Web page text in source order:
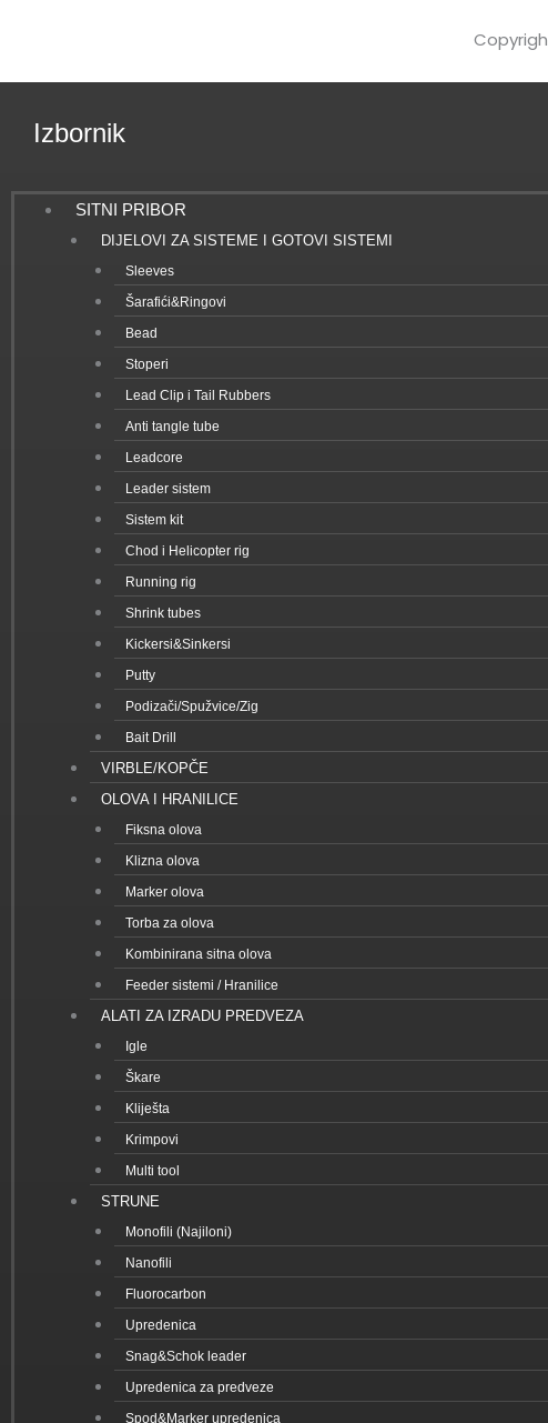
Izbornik
SITNI PRIBOR
DIJELOVI ZA SISTEME I GOTOVI SISTEMI
Sleeves
Šarafići&Ringovi
Bead
Stoperi
Lead Clip i Tail Rubbers
Anti tangle tube
Leadcore
Leader sistem
Sistem kit
Chod i Helicopter rig
Running rig
Shrink tubes
Kickersi&Sinkersi
Putty
Podizači/Spužvice/Zig
Bait Drill
VIRBLE/KOPČE
OLOVA I HRANILICE
Fiksna olova
Klizna olova
Marker olova
Torba za olova
Kombinirana sitna olova
Feeder sistemi / Hranilice
ALATI ZA IZRADU PREDVEZA
Igle
Škare
Kliješta
Krimpovi
Multi tool
STRUNE
Monofili (Najiloni)
Nanofili
Fluorocarbon
Upredenica
Snag&Schok leader
Upredenica za predveze
Spod&Marker upredenica